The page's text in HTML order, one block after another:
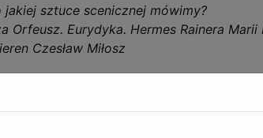
sztuce scenicznej mówimy?
Orfeusz. Eurydyka. Hermes Rainera Marii
Czesław Miłosz